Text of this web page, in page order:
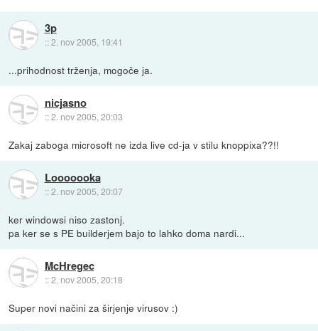
3p
::2. nov 2005, 19:41
...prihodnost trženja, mogoče ja.
nicjasno
::2. nov 2005, 20:03
Zakaj zaboga microsoft ne izda live cd-ja v stilu knoppixa??!!
Looooooka
::2. nov 2005, 20:07
ker windowsi niso zastonj.
pa ker se s PE builderjem bajo to lahko doma nardi...
McHregec
::2. nov 2005, 20:18
Super novi načini za širjenje virusov :)